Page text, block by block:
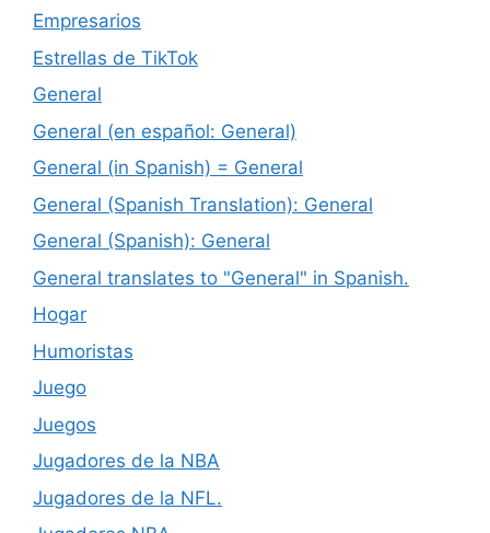
Empresarios
Estrellas de TikTok
General
General (en español: General)
General (in Spanish) = General
General (Spanish Translation): General
General (Spanish): General
General translates to "General" in Spanish.
Hogar
Humoristas
Juego
Juegos
Jugadores de la NBA
Jugadores de la NFL.